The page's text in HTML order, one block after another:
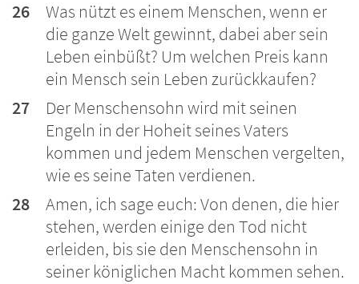
26
Was nützt es einem Menschen, wenn er
die ganze Welt gewinnt, dabei aber sein
Leben einbüßt? Um welchen Preis kann
ein Mensch sein Leben zurückkaufen?
27
Der Menschensohn wird mit seinen
Engeln in der Hoheit seines Vaters
kommen und jedem Menschen vergelten,
wie es seine Taten verdienen.
28
Amen, ich sage euch: Von denen, die hier
stehen, werden einige den Tod nicht
erleiden, bis sie den Menschensohn in
seiner königlichen Macht kommen sehen.